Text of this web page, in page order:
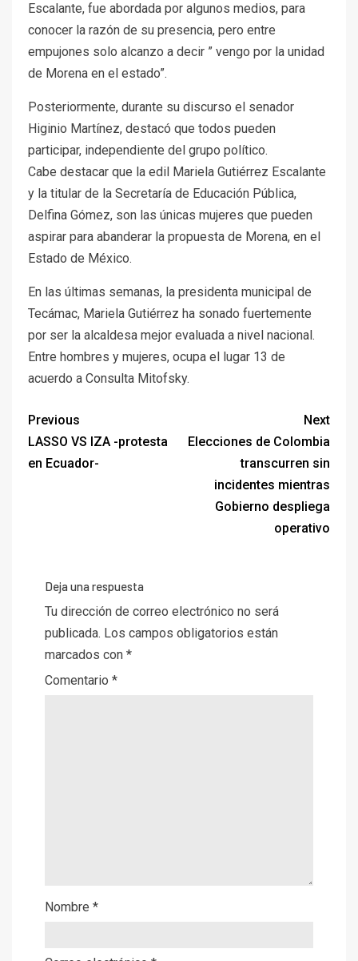
Escalante, fue abordada por algunos medios, para
conocer la razón de su presencia, pero entre
empujones solo alcanzo a decir ” vengo por la unidad
de Morena en el estado”.
Posteriormente, durante su discurso el senador
Higinio Martínez, destacó que todos pueden
participar, independiente del grupo político.
Cabe destacar que la edil Mariela Gutiérrez Escalante
y la titular de la Secretaría de Educación Pública,
Delfina Gómez, son las únicas mujeres que pueden
aspirar para abanderar la propuesta de Morena, en el
Estado de México.
En las últimas semanas, la presidenta municipal de
Tecámac, Mariela Gutiérrez ha sonado fuertemente
por ser la alcaldesa mejor evaluada a nivel nacional.
Entre hombres y mujeres, ocupa el lugar 13 de
acuerdo a Consulta Mitofsky.
Previous
LASSO VS IZA -protesta
en Ecuador-
Next
Elecciones de Colombia
transcurren sin
incidentes mientras
Gobierno despliega
operativo
Deja una respuesta
Tu dirección de correo electrónico no será
publicada. Los campos obligatorios están
marcados con *
Comentario *
Nombre *